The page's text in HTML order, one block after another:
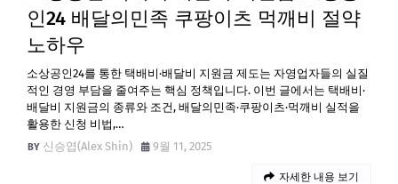
인24 배달의민족 쿠팡이츠 먹깨비 절약
노하우
소상공인24를 통한 택배비·배달비 지원금 제도는 자영업자들의 실질
적인 경영 부담을 줄여주는 핵심 정책입니다. 이번 글에서는 택배비·
배달비 지원금의 종류와 조건, 배달의민족·쿠팡이츠·먹깨비 실적을
활용한 신청 비법,…
신승엽(Alex Shin)
9월 11, 2025
자세한 내용 보기